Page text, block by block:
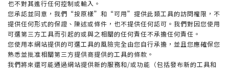
也不對其進行任何控制或輸入。
您承認並同意，我們“按原樣”和“可用”提供此類工具的訪問權限，不
提供任何形式的保證、陳述或條件，也不提供任何認可。我們對因您使用
可選第三方工具而引起的或與之相關的任何責任不承擔任何責任。
您使用本網站提供的可選工具的風險完全由您自行承擔，並且您應確保您
熟悉並批准相關第三方提供商提供的工具的條款。
我們將來還可能通過網站提供新的服務和/或功能（包括發布新的工具和